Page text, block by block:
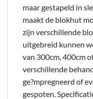
maar gestapeld in
maakt de blokhut
zijn verschillende
uitgebreid kunnen
van 300cm, 400cm
verschillende
ge?mpregneerd of
gespoten.